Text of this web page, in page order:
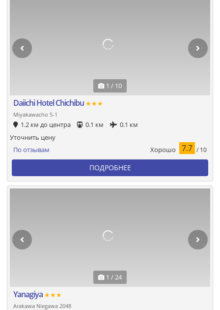
1 / 10
Daiichi Hotel Chichibu ★★★
Miyakawacho 5-1
1.2 км до центра 0.1 км 0.1 км
По отзывам Хорошо 7.7 / 10
Уточнить цену
ПОДРОБНЕЕ
1 / 24
Yanagiya ★★★
Arakawa Niegawa 2048